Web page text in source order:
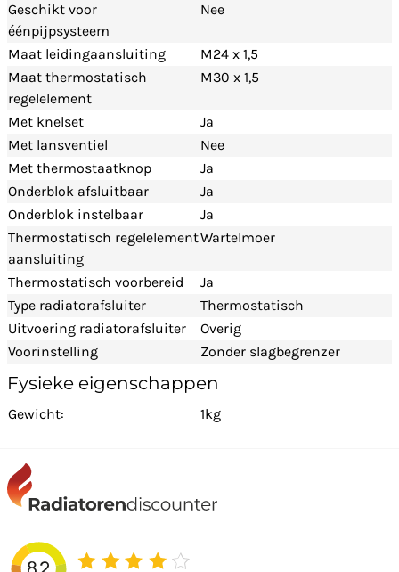
Geschikt voor
éénpijpsysteem
Nee
Maat leidingaansluiting
M24 x 1,5
Maat thermostatisch
regelelement
M30 x 1,5
Met knelset
Ja
Met lansventiel
Nee
Met thermostaatknop
Ja
Onderblok afsluitbaar
Ja
Onderblok instelbaar
Ja
Thermostatisch regelelement
aansluiting
Wartelmoer
Thermostatisch voorbereid
Ja
Type radiatorafsluiter
Thermostatisch
Uitvoering radiatorafsluiter
Overig
Voorinstelling
Zonder slagbegrenzer
Fysieke eigenschappen
Gewicht: 1kg